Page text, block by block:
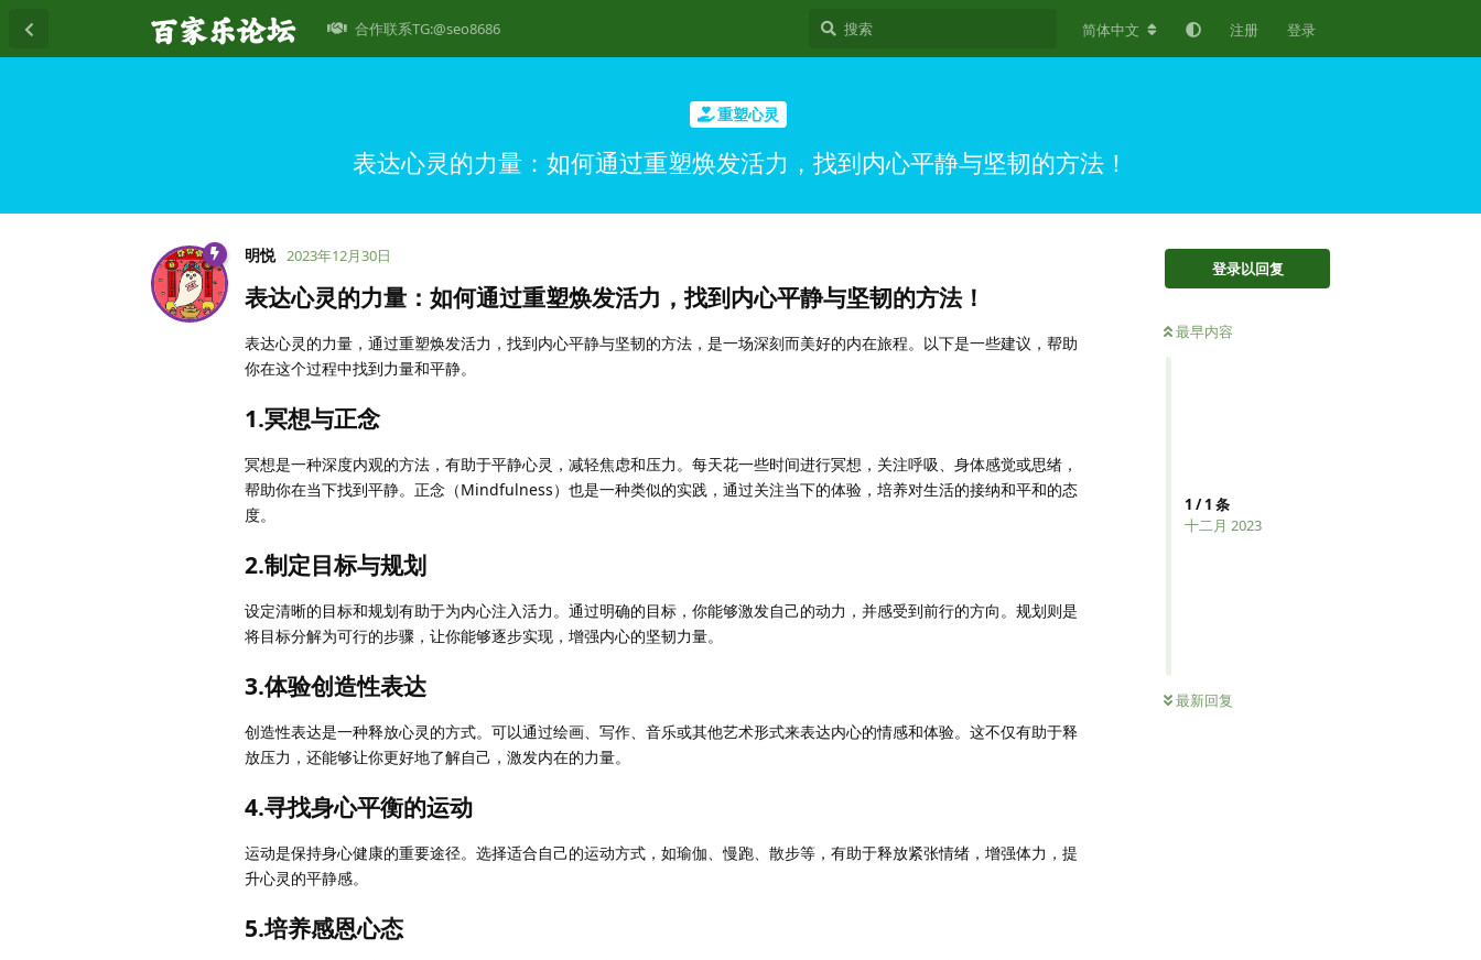
合作联系TG:@seo8686 简体中文 注册 登录
重塑心灵
表达心灵的力量：如何通过重塑焕发活力，找到内心平静与坚韧的方法！
登录以回复
最早内容
1 /1 条
十二月 2023
最新回复
明悦 2023年12月30日
表达心灵的力量：如何通过重塑焕发活力，找到内心平静与坚韧的方法！
表达心灵的力量，通过重塑焕发活力，找到内心平静与坚韧的方法，是一场深刻而美好的内在旅程。以下是一些建议，帮助
你在这个过程中找到力量和平静。
1.冥想与正念
冥想是一种深度内观的方法，有助于平静心灵，减轻焦虑和压力。每天花一些时间进行冥想，关注呼吸、身体感觉或思绪，
帮助你在当下找到平静。正念（Mindfulness）也是一种类似的实践，通过关注当下的体验，培养对生活的接纳和平和的态
度。
2.制定目标与规划
设定清晰的目标和规划有助于为内心注入活力。通过明确的目标，你能够激发自己的动力，并感受到前行的方向。规划则是
将目标分解为可行的步骤，让你能够逐步实现，增强内心的坚韧力量。
3.体验创造性表达
创造性表达是一种释放心灵的方式。可以通过绘画、写作、音乐或其他艺术形式来表达内心的情感和体验。这不仅有助于释
放压力，还能够让你更好地了解自己，激发内在的力量。
4.寻找身心平衡的运动
运动是保持身心健康的重要途径。选择适合自己的运动方式，如瑜伽、慢跑、散步等，有助于释放紧张情绪，增强体力，提
升心灵的平静感。
5.培养感恩心态